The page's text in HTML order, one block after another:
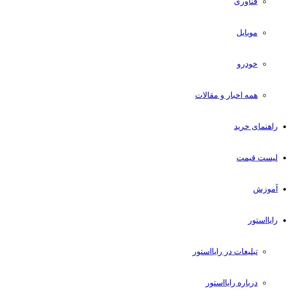
موبایل
خودرو
همه اخبار و مقالات
راهنمای خرید
لیست قیمت
آموزش
رایااستور
تبلیغات در رایااستور
درباره رایااستور